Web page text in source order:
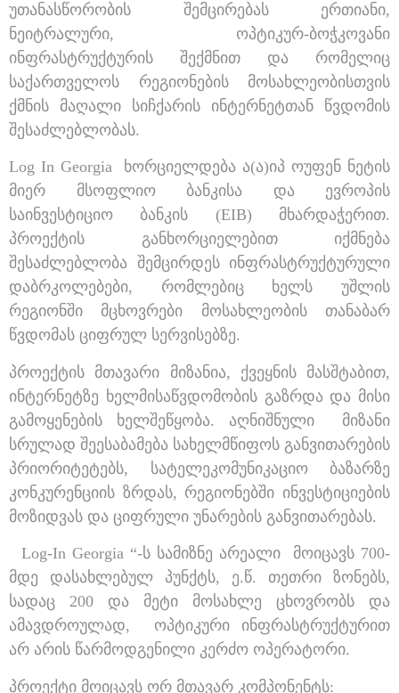
უთანასწორობის შემცირებას ერთიანი,
ნეიტრალური, ოპტიკურ-ბოჭკოვანი
ინფრასტრუქტურის შექმნით და რომელიც
საქართველოს რეგიონების მოსახლეობისთვის
ქმნის მაღალი სიჩქარის ინტერნეტთან წვდომის
შესაძლებლობას.
Log In Georgia ხორციელდება ა(ა)იპ ოუფენ ნეტის
მიერ მსოფლიო ბანკისა და ევროპის
საინვესტიციო ბანკის (EIB) მხარდაჭერით.
პროექტის განხორციელებით იქმნება
შესაძლებლობა შემცირდეს ინფრასტრუქტურული
დაბრკოლებები, რომლებიც ხელს უშლის
რეგიონში მცხოვრები მოსახლეობის თანაბარ
წვდომას ციფრულ სერვისებზე.
პროექტის მთავარი მიზანია, ქვეყნის მასშტაბით,
ინტერნეტზე ხელმისაწვდომობის გაზრდა და მისი
გამოყენების ხელშეწყობა. აღნიშნული მიზანი
სრულად შეესაბამება სახელმწიფოს განვითარების
პრიორიტეტებს, სატელეკომუნიკაციო ბაზარზე
კონკურენციის ზრდას, რეგიონებში ინვესტიციების
მოზიდვას და ციფრული უნარების განვითარებას.
Log-In Georgia “-ს სამიზნე არეალი მოიცავს 700-
მდე დასახლებულ პუნქტს, ე.წ. თეთრი ზონებს,
სადაც 200 და მეტი მოსახლე ცხოვრობს და
ამავდროულად, ოპტიკური ინფრასტრუქტურით
არ არის წარმოდგენილი კერძო ოპერატორი.
პროექტი მოიცავს ორ მთავარ კომპონენტს: